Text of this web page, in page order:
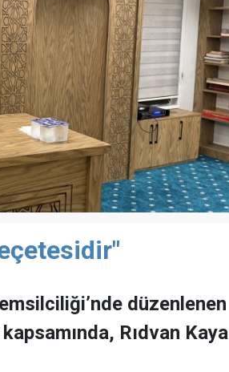
düzenlenen
Rıdvan Kaya